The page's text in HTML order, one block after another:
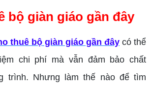
bộ giàn giáo gần đây
thuê bộ giàn giáo gần đây có thể
chi phí mà vẫn đảm bảo chất
trình. Nhưng làm thế nào để tìm